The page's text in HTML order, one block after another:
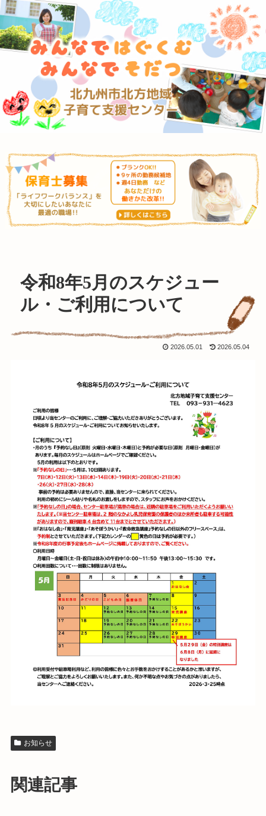
令和8年5月のスケジュー
ル・ご利用について
2026.05.01 2026.05.04
お知らせ
関連記事